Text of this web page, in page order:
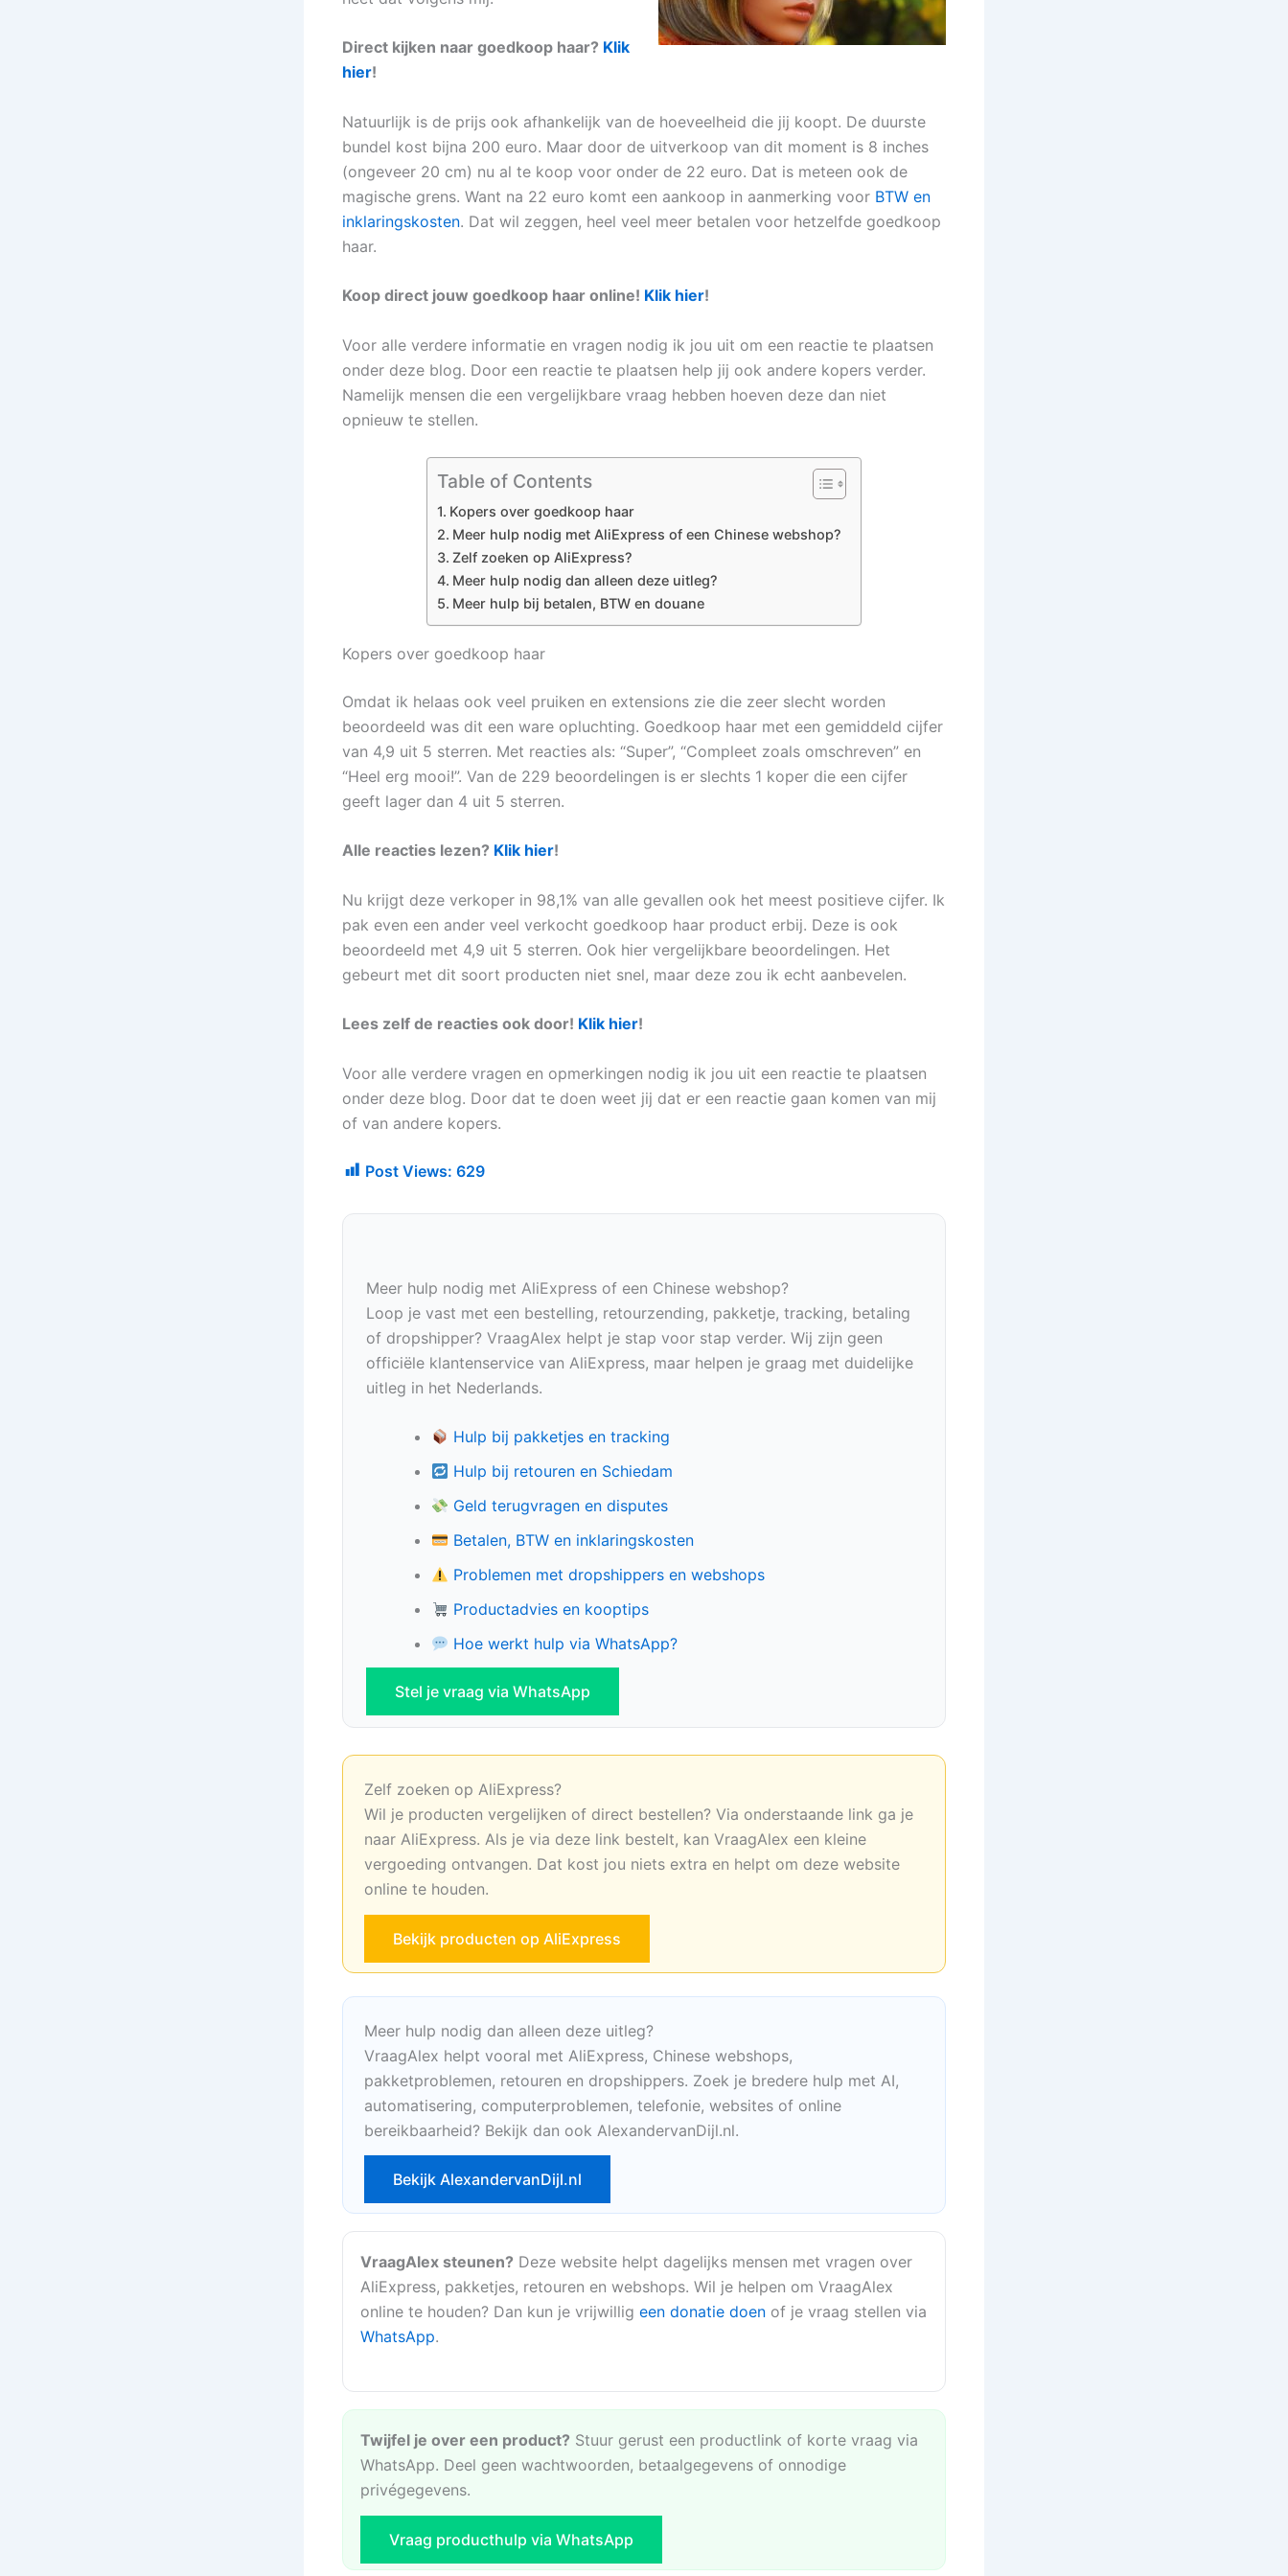
Direct kijken naar goedkoop haar? Klik
hier!
Natuurlijk is de prijs ook afhankelijk van de hoeveelheid die jij koopt. De duurste
bundel kost bijna 200 euro. Maar door de uitverkoop van dit moment is 8 inches
(ongeveer 20 cm) nu al te koop voor onder de 22 euro. Dat is meteen ook de
magische grens. Want na 22 euro komt een aankoop in aanmerking voor BTW en
inklaringskosten. Dat wil zeggen, heel veel meer betalen voor hetzelfde goedkoop
haar.
Koop direct jouw goedkoop haar online! Klik hier!
Voor alle verdere informatie en vragen nodig ik jou uit om een reactie te plaatsen
onder deze blog. Door een reactie te plaatsen help jij ook andere kopers verder.
Namelijk mensen die een vergelijkbare vraag hebben hoeven deze dan niet
opnieuw te stellen.
Table of Contents
Kopers over goedkoop haar
Meer hulp nodig met AliExpress of een Chinese webshop?
Zelf zoeken op AliExpress?
Meer hulp nodig dan alleen deze uitleg?
Meer hulp bij betalen, BTW en douane
Kopers over goedkoop haar
Omdat ik helaas ook veel pruiken en extensions zie die zeer slecht worden
beoordeeld was dit een ware opluchting. Goedkoop haar met een gemiddeld cijfer
van 4,9 uit 5 sterren. Met reacties als: “Super”, “Compleet zoals omschreven” en
“Heel erg mooi!”. Van de 229 beoordelingen is er slechts 1 koper die een cijfer
geeft lager dan 4 uit 5 sterren.
Alle reacties lezen? Klik hier!
Nu krijgt deze verkoper in 98,1% van alle gevallen ook het meest positieve cijfer. Ik
pak even een ander veel verkocht goedkoop haar product erbij. Deze is ook
beoordeeld met 4,9 uit 5 sterren. Ook hier vergelijkbare beoordelingen. Het
gebeurt met dit soort producten niet snel, maar deze zou ik echt aanbevelen.
Lees zelf de reacties ook door! Klik hier!
Voor alle verdere vragen en opmerkingen nodig ik jou uit een reactie te plaatsen
onder deze blog. Door dat te doen weet jij dat er een reactie gaan komen van mij
of van andere kopers.
Post Views: 629
Meer hulp nodig met AliExpress of een Chinese webshop?
Loop je vast met een bestelling, retourzending, pakketje, tracking, betaling
of dropshipper? VraagAlex helpt je stap voor stap verder. Wij zijn geen
officiële klantenservice van AliExpress, maar helpen je graag met duidelijke
uitleg in het Nederlands.
Hulp bij pakketjes en tracking
Hulp bij retouren en Schiedam
Geld terugvragen en disputes
Betalen, BTW en inklaringskosten
Problemen met dropshippers en webshops
Productadvies en kooptips
Hoe werkt hulp via WhatsApp?
Stel je vraag via WhatsApp
Zelf zoeken op AliExpress?
Wil je producten vergelijken of direct bestellen? Via onderstaande link ga je
naar AliExpress. Als je via deze link bestelt, kan VraagAlex een kleine
vergoeding ontvangen. Dat kost jou niets extra en helpt om deze website
online te houden.
Bekijk producten op AliExpress
Meer hulp nodig dan alleen deze uitleg?
VraagAlex helpt vooral met AliExpress, Chinese webshops,
pakketproblemen, retouren en dropshippers. Zoek je bredere hulp met AI,
automatisering, computerproblemen, telefonie, websites of online
bereikbaarheid? Bekijk dan ook AlexandervanDijl.nl.
Bekijk AlexandervanDijl.nl
VraagAlex steunen? Deze website helpt dagelijks mensen met vragen over
AliExpress, pakketjes, retouren en webshops. Wil je helpen om VraagAlex
online te houden? Dan kun je vrijwillig een donatie doen of je vraag stellen via
WhatsApp.
Twijfel je over een product? Stuur gerust een productlink of korte vraag via
WhatsApp. Deel geen wachtwoorden, betaalgegevens of onnodige
privégegevens.
Vraag producthulp via WhatsApp